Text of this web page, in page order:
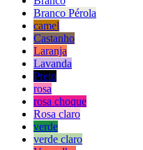
Branco Pérola
camel
Castanho
Laranja
Lavanda
Preto
rosa
rosa choque
Rosa claro
verde
verde claro